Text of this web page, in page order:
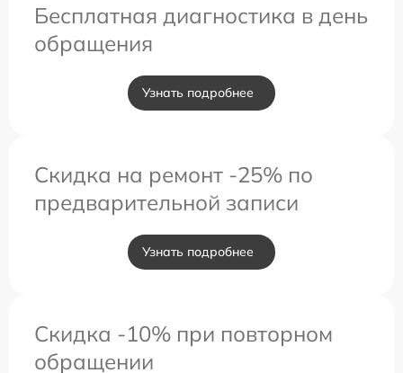
Бесплатная диагностика в день
обращения
Узнать подробнее
Скидка на ремонт -25% по
предварительной записи
Узнать подробнее
Скидка -10% при повторном
обращении